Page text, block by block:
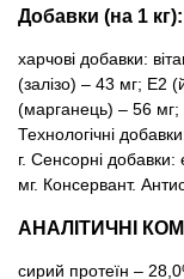
Добавки (на 1 кг):
харчові добавки:
(залізо) – 43 мг; E2
(марганець) – 56
Технологічні
г. Сенсорні
мг. Консервант.
АНАЛІТИЧНІ
сирий протеїн –